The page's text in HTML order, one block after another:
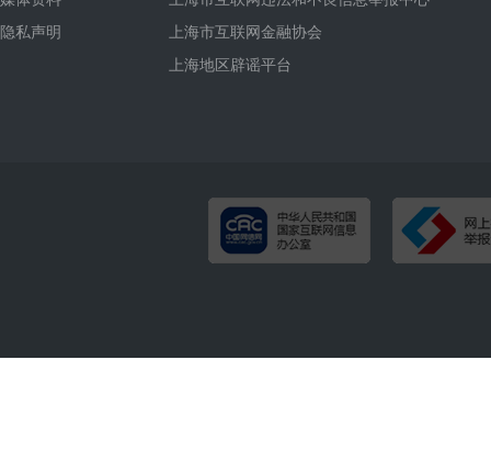
隐私声明
上海市互联网金融协会
上海地区辟谣平台